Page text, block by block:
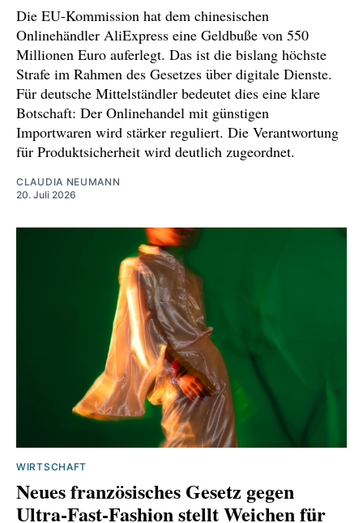
Die EU-Kommission hat dem chinesischen
Onlinehändler AliExpress eine Geldbuße von 550
Millionen Euro auferlegt. Das ist die bislang höchste
Strafe im Rahmen des Gesetzes über digitale Dienste.
Für deutsche Mittelständler bedeutet dies eine klare
Botschaft: Der Onlinehandel mit günstigen
Importwaren wird stärker reguliert. Die Verantwortung
für Produktsicherheit wird deutlich zugeordnet.
CLAUDIA NEUMANN
20. Juli 2026
WIRTSCHAFT
Neues französisches Gesetz gegen
Ultra-Fast-Fashion stellt Weichen für